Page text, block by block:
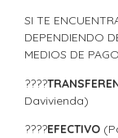
SI TE
DEPENDIENDO
MEDIOS DE PAGO
????
Davivienda)
????EFECTIVO